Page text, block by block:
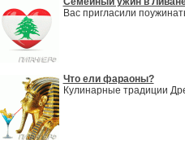
Вас пригласили
Что ели фараоны?
Кулинарные традиции